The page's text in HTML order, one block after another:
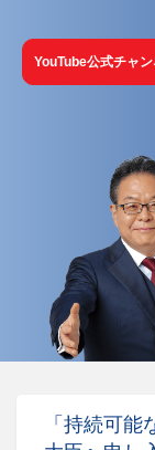
YouTube公式チャ
「持続可